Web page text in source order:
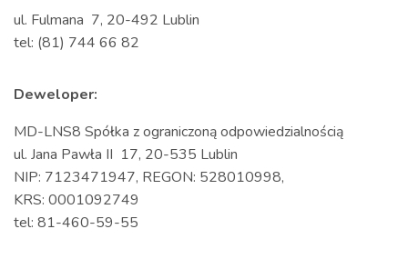
ul. Fulmana 7, 20-492 Lublin
tel: (81) 744 66 82
Deweloper:
MD-LNS8 Spółka z ograniczoną odpowiedzialnością
ul. Jana Pawła II 17, 20-535 Lublin
NIP: 7123471947, REGON: 528010998,
KRS: 0001092749
tel: 81-460-59-55